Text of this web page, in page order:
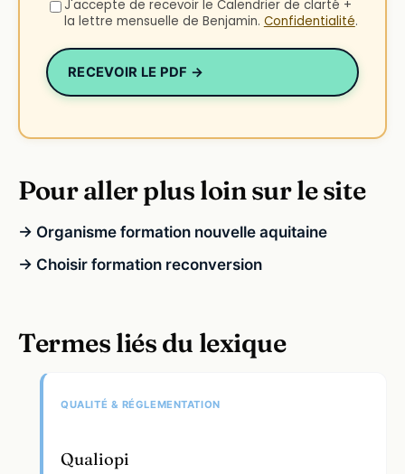
J'accepte de recevoir le Calendrier de clarté +
la lettre mensuelle de Benjamin. Confidentialité.
RECEVOIR LE PDF →
Pour aller plus loin sur le site
→ Organisme formation nouvelle aquitaine
→ Choisir formation reconversion
Termes liés du lexique
QUALITÉ & RÉGLEMENTATION
Qualiopi